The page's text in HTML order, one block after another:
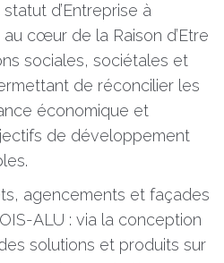
d’Entreprise à
cœur de la Raison d’Etre
sociales, sociétales et
de réconcilier les
économique et
de développement
agencements et façades
ALU : via la conception
solutions et produits sur